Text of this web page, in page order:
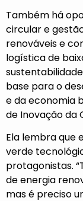
Também há
circular e
renováveis e
logística de
base para o
e da economia
de Inovação da
Ela lembra que
verde
protagonistas.
de energia
mas é preciso